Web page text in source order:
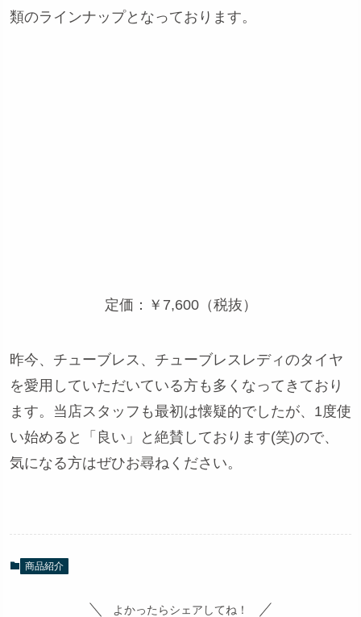
類のラインナップとなっております。
定価：￥7,600（税抜）
昨今、チューブレス、チューブレスレディのタイヤ
を愛用していただいている方も多くなってきており
ます。当店スタッフも最初は懐疑的でしたが、1度使
い始めると「良い」と絶賛しております(笑)ので、
気になる方はぜひお尋ねください。
商品紹介
よかったらシェアしてね！